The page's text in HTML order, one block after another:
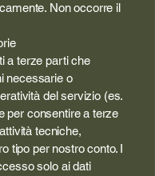
Non occorre il
a terze parti che
necessarie o
del servizio (es.
per consentire a terze
tecniche,
tipo per nostro conto. I
solo ai dati